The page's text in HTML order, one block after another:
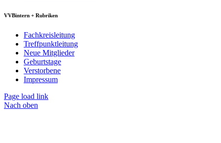
VVBintern + Rubriken
Fachkreisleitung
Treffpunktleitung
Neue Mitglieder
Geburtstage
Verstorbene
Impressum
Page load link
Nach oben